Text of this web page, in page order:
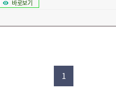
바로보기
1